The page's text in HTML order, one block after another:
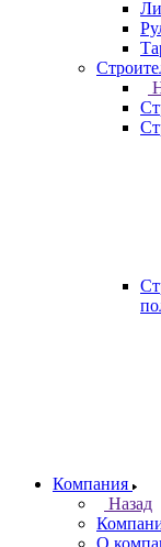
Компания
Назад
О